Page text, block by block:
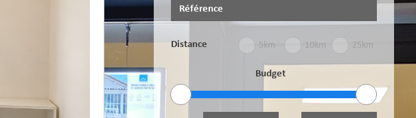
Distance 5km 10km 25km
Budget